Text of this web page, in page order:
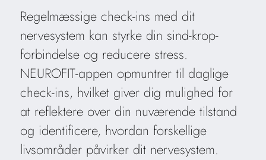
Regelmæssige check-ins med dit
nervesystem kan styrke din sind-krop-
forbindelse og reducere stress.
NEUROFIT-appen opmuntrer til daglige
check-ins, hvilket giver dig mulighed for
at reflektere over din nuværende tilstand
og identificere, hvordan forskellige
livsområder påvirker dit nervesystem.